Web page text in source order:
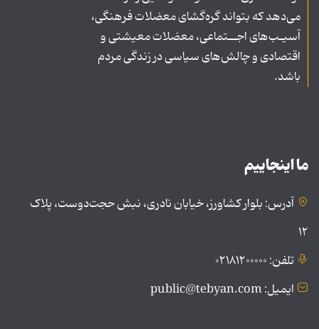
می‌دهد که بتواند گره‌گشای معضلات فرهنگی،
آسیـب‌های اجــتماعی، معضلات معیشتی و
اقتصادی و چالش‌های سیاسی در زندگی مردم
باشد.
ما اینجاییم
آدرس: بلوار کشاورز، خیابان نادری، نبش حجت‌دوست، پلاک
۱۲
تلفن: ۰۲۱۸۱۲۰۰۰۰۰
ایمیل: public@tebyan.com